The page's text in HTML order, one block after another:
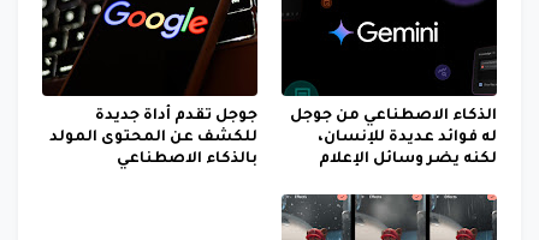
الذكاء الاصطناعي من جوجل
له فوائد عديدة للإنسان،
لكنه يضر وسائل الإعلام
جوجل تقدم أداة جديدة
للكشف عن المحتوى المولد
بالذكاء الاصطناعي